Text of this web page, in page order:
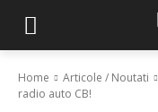
Home Articole / Noutati
radio auto CB!